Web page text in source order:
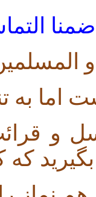
ضمنا
و